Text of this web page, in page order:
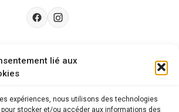
lié aux
expériences, nous utilisons des technologies
stocker et/ou accéder aux informations des